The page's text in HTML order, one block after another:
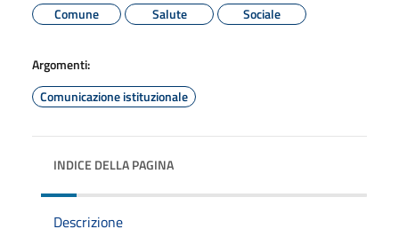
Comune
Salute Sociale
Argomenti:
Comunicazione istituzionale
INDICE DELLA PAGINA
Descrizione